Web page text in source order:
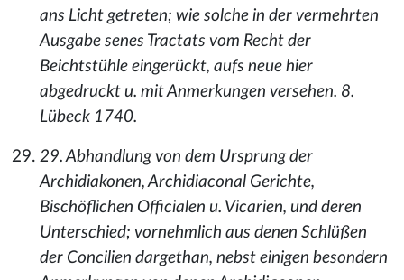
ans Licht getreten; wie solche in der vermehrten
Ausgabe senes Tractats vom Recht der
Beichtstühle eingerückt, aufs neue hier
abgedruckt u. mit Anmerkungen versehen. 8.
Lübeck 1740.
29. Abhandlung von dem Ursprung der
Archidiakonen, Archidiaconal Gerichte,
Bischöflichen Officialen u. Vicarien, und deren
Unterschied; vornehmlich aus denen Schlüßen
der Concilien dargethan, nebst einigen besondern